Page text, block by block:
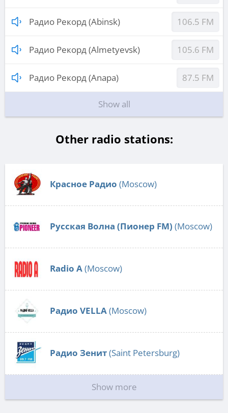
Радио Рекорд (Abinsk) 106.5 FM
Радио Рекорд (Almetyevsk) 105.6 FM
Радио Рекорд (Anapa) 87.5 FM
Show all
Other radio stations:
Красное Радио (Moscow)
Русская Волна (Пионер FM) (Moscow)
Radio А(Moscow)
Радио VELLA(Moscow)
Радио Зенит(Saint Petersburg)
Show more